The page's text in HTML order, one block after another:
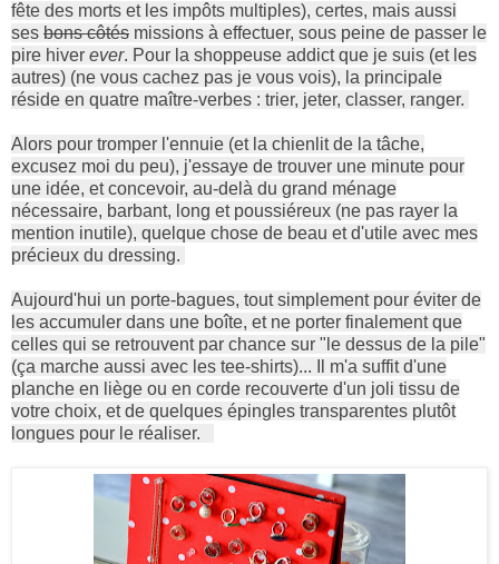
fête des morts et les impôts multiples), certes, mais aussi
ses bons côtés missions à effectuer, sous peine de passer le
pire hiver ever. Pour la shoppeuse addict que je suis (et les
autres) (ne vous cachez pas je vous vois), la principale
réside en quatre maître-verbes : trier, jeter, classer, ranger.
Alors pour tromper l'ennuie (et la chienlit de la tâche,
excusez moi du peu), j'essaye de trouver une minute pour
une idée, et concevoir, au-delà du grand ménage
nécessaire, barbant, long et poussiéreux (ne pas rayer la
mention inutile), quelque chose de beau et d'utile avec mes
précieux du dressing.
Aujourd'hui un porte-bagues, tout simplement pour éviter de
les accumuler dans une boîte, et ne porter finalement que
celles qui se retrouvent par chance sur "le dessus de la pile"
(ça marche aussi avec les tee-shirts)... Il m'a suffit d'une
planche en liège ou en corde recouverte d'un joli tissu de
votre choix, et de quelques épingles transparentes plutôt
longues pour le réaliser.